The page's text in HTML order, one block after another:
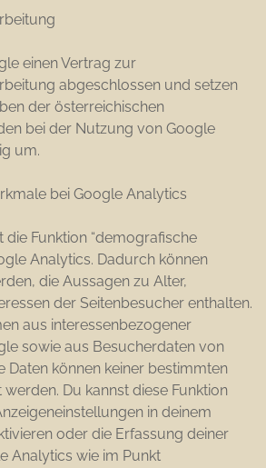
einen Vertrag zur
abgeschlossen und setzen
der österreichischen
bei der Nutzung von Google
um.
bei Google Analytics
die Funktion “demografische
Analytics. Dadurch können
die Aussagen zu Alter,
der Seitenbesucher enthalten.
aus interessenbezogener
sowie aus Besucherdaten von
Daten können keiner bestimmten
Du kannst diese Funktion
in deinem
oder die Erfassung deiner
Analytics wie im Punkt